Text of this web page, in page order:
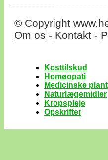
© Copyright
Om os - Kontakt -
Kosttilskud
Homøopati
Medicinske
Naturlægemidler
Kropspleje
Opskrifter